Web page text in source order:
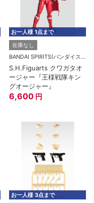
お一人様 1点まで
在庫なし
BANDAI SPIRITS(バンダイスピリッツ)
S.H.Figuarts クワガタオ
ージャー『王様戦隊キン
グオージャー』
6,600 円
お一人様 3点まで